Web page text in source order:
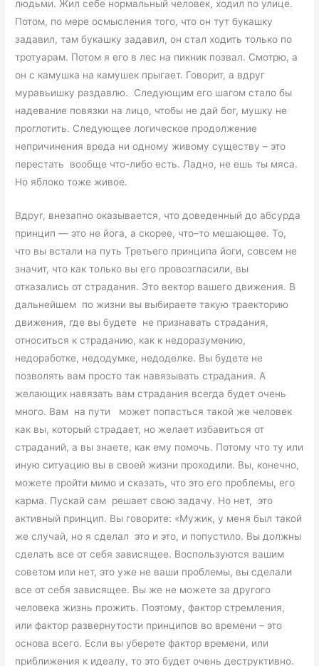
людьми. Жил себе нормальный человек, ходил по улице.
Потом, по мере осмысления того, что он тут букашку
задавил, там букашку задавил, он стал ходить только по
тротуарам. Потом я его в лес на пикник позвал. Смотрю, а
он с камушка на камушек прыгает. Говорит, а вдруг
муравьишку раздавлю. Следующим его шагом стало бы
надевание повязки на лицо, чтобы не дай бог, мушку не
проглотить. Следующее логическое продолжение
непричинения вреда ни одному живому существу – это
перестать вообще что-либо есть. Ладно, не ешь ты мяса.
Но яблоко тоже живое.
Вдруг, внезапно оказывается, что доведенный до абсурда
принцип — это не йога, а скорее, что–то мешающее. То,
что вы встали на путь Третьего принципа йоги, совсем не
значит, что как только вы его провозгласили, вы
отказались от страдания. Это вектор вашего движения. В
дальнейшем по жизни вы выбираете такую траекторию
движения, где вы будете не признавать страдания,
относиться к страданию, как к недоразумению,
недоработке, недодумке, недоделке. Вы будете не
позволять вам просто так навязывать страдания. А
желающих навязать вам страдания всегда будет очень
много. Вам на пути может попасться такой же человек
как вы, который страдает, но желает избавиться от
страданий, а вы знаете, как ему помочь. Потому что ту или
иную ситуацию вы в своей жизни проходили. Вы, конечно,
можете пройти мимо и сказать, что это его проблемы, его
карма. Пускай сам решает свою задачу. Но нет, это
активный принцип. Вы говорите: «Мужик, у меня был такой
же случай, но я сделал это и это, и попустило. Вы должны
сделать все от себя зависящее. Воспользуются вашим
советом или нет, это уже не ваши проблемы, вы сделали
все от себя зависящее. Вы же не можете за другого
человека жизнь прожить. Поэтому, фактор стремления,
или фактор развернутости принципов во времени – это
основа всего. Если вы уберете фактор времени, или
приближения к идеалу, то это будет очень деструктивно.